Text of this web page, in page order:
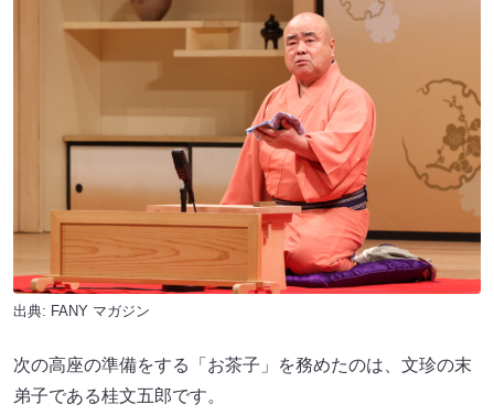
出典: FANY マガジン
次の高座の準備をする「お茶子」を務めたのは、文珍の末
弟子である桂文五郎です。